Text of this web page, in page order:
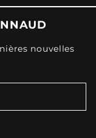
nouvelles